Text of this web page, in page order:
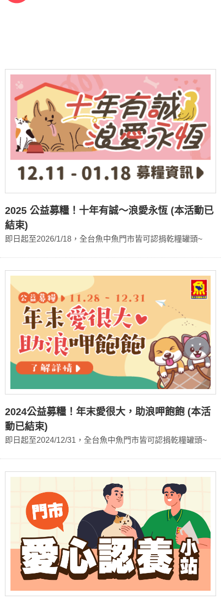
2025 公益募糧！十年有誠～浪愛永恆 (本活動已
結束)
即日起至2026/1/18，全台魚中魚門市皆可認捐乾糧罐頭~
2024公益募糧！年末愛很大，助浪呷飽飽 (本活
動已結束)
即日起至2024/12/31，全台魚中魚門市皆可認捐乾糧罐頭~